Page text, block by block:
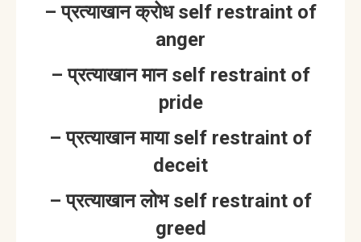
– प्रत्याखान क्रोध self restraint of
anger
– प्रत्याखान मान self restraint of
pride
– प्रत्याखान माया self restraint of
deceit
– प्रत्याखान लोभ self restraint of
greed